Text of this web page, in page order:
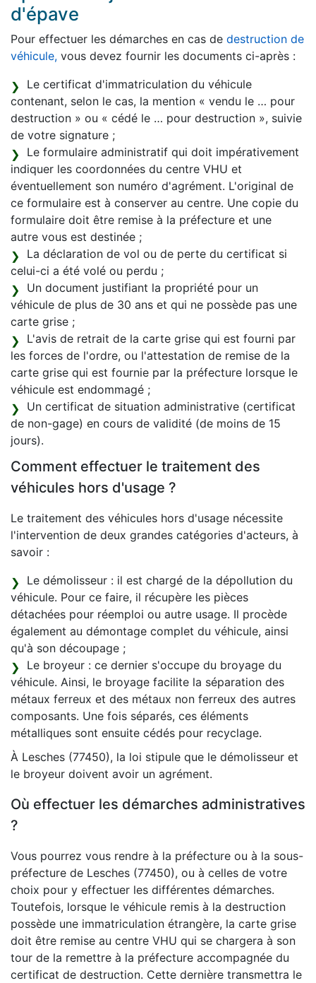
d'épave
Pour effectuer les démarches en cas de destruction de
véhicule, vous devez fournir les documents ci-après :
Le certificat d'immatriculation du véhicule
contenant, selon le cas, la mention « vendu le … pour
destruction » ou « cédé le … pour destruction », suivie
de votre signature ;
Le formulaire administratif qui doit impérativement
indiquer les coordonnées du centre VHU et
éventuellement son numéro d'agrément. L'original de
ce formulaire est à conserver au centre. Une copie du
formulaire doit être remise à la préfecture et une
autre vous est destinée ;
La déclaration de vol ou de perte du certificat si
celui-ci a été volé ou perdu ;
Un document justifiant la propriété pour un
véhicule de plus de 30 ans et qui ne possède pas une
carte grise ;
L'avis de retrait de la carte grise qui est fourni par
les forces de l'ordre, ou l'attestation de remise de la
carte grise qui est fournie par la préfecture lorsque le
véhicule est endommagé ;
Un certificat de situation administrative (certificat
de non-gage) en cours de validité (de moins de 15
jours).
Comment effectuer le traitement des
véhicules hors d'usage ?
Le traitement des véhicules hors d'usage nécessite
l'intervention de deux grandes catégories d'acteurs, à
savoir :
Le démolisseur : il est chargé de la dépollution du
véhicule. Pour ce faire, il récupère les pièces
détachées pour réemploi ou autre usage. Il procède
également au démontage complet du véhicule, ainsi
qu'à son découpage ;
Le broyeur : ce dernier s'occupe du broyage du
véhicule. Ainsi, le broyage facilite la séparation des
métaux ferreux et des métaux non ferreux des autres
composants. Une fois séparés, ces éléments
métalliques sont ensuite cédés pour recyclage.
À Lesches (77450), la loi stipule que le démolisseur et
le broyeur doivent avoir un agrément.
Où effectuer les démarches administratives
?
Vous pourrez vous rendre à la préfecture ou à la sous-
préfecture de Lesches (77450), ou à celles de votre
choix pour y effectuer les différentes démarches.
Toutefois, lorsque le véhicule remis à la destruction
possède une immatriculation étrangère, la carte grise
doit être remise au centre VHU qui se chargera à son
tour de la remettre à la préfecture accompagnée du
certificat de destruction. Cette dernière transmettra le